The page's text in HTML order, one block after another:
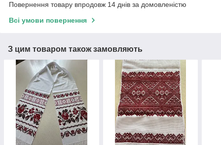
Повернення товару впродовж 14 днів за домовленістю
Всі умови повернення
З цим товаром також замовляють